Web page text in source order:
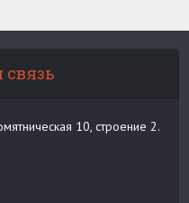
связь
10, строение 2.